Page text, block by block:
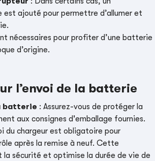
est ajouté pour permettre d’allumer et
nécessaires pour profiter d’une batterie
d’origine.
l’envoi de la batterie
batterie : Assurez-vous de protéger la
aux consignes d'emballage fournies.
du chargeur est obligatoire pour
après la remise à neuf. Cette
sécurité et optimise la durée de vie de